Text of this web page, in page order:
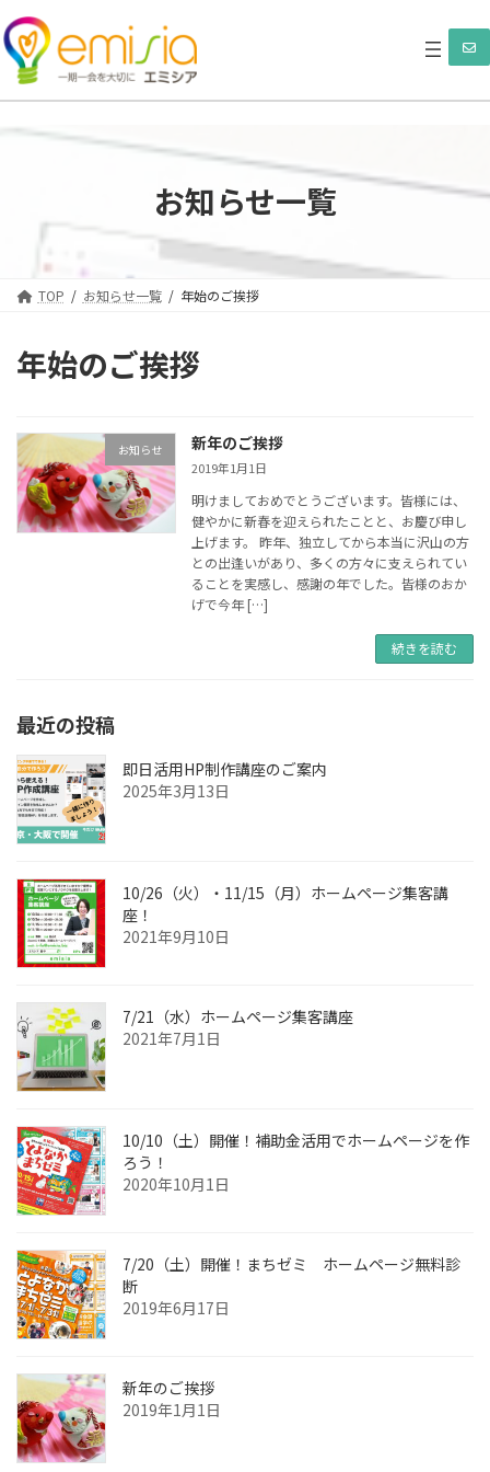
ン
テ
ツ
ビ
ゲ
シ
お知らせ一覧
TOP お知らせ一覧 年始のご挨拶
年始のご挨拶
お知らせ 新年のご挨拶
2019年1月1日
明けましておめでとうございます。皆様には、
健やかに新春を迎えられたことと、お慶び申し
上げます。 昨年、独立してから本当に沢山の方
との出逢いがあり、多くの方々に支えられてい
ることを実感し、感謝の年でした。皆様のおか
げで今年 […]
続きを読む
最近の投稿
即日活用HP制作講座のご案内
2025年3月13日
10/26（火）・11/15（月）ホームページ集客講
座！
2021年9月10日
7/21（水）ホームページ集客講座
2021年7月1日
10/10（土）開催！補助金活用でホームページを作
ろう！
2020年10月1日
7/20（土）開催！まちゼミ ホームページ無料診
断
2019年6月17日
新年のご挨拶
2019年1月1日